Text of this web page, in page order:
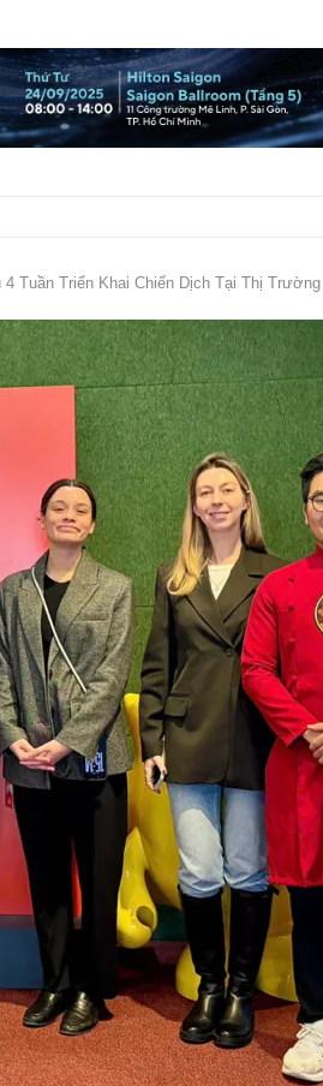
Tuần Triển Khai Chiến Dịch Tại Thị Trường